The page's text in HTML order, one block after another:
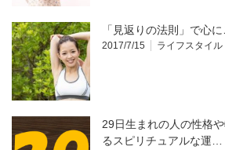
「見返りの法則」で心
2017/7/15 ライフスタイル
29日生まれの人の性格
るスピリチュアルな運…